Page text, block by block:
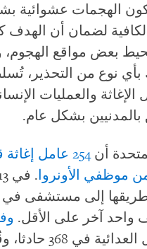
الهجمات عشوائية
الكافية لضمان أن
بعض مواقع الهجوم،
بأي نوع من التحذير،
والعمليات
بشكل عام.
254 عامل إغاثة
طريقها إلى مستشفى
آخر على الأقل.